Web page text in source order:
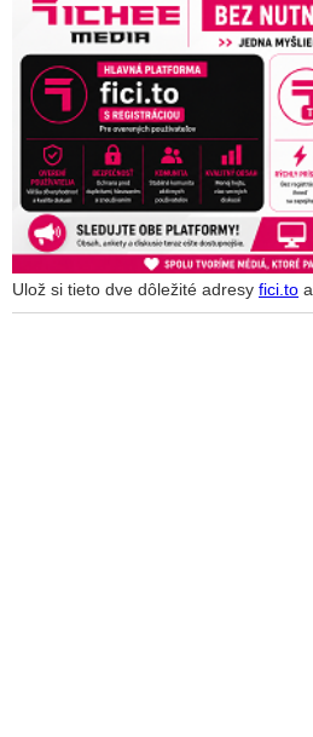
Ulož si tieto dve dôležité adresy fici.to a